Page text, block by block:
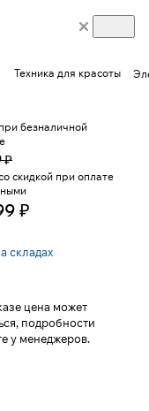
Техника для красоты
безналичной
₽
скидкой при оплате
₽
складах
цена может
подробности
у менеджеров.